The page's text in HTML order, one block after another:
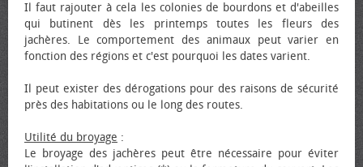
Il faut rajouter à cela les colonies de bourdons et d'abeilles
qui butinent dès les printemps toutes les fleurs des
jachères. Le comportement des animaux peut varier en
fonction des régions et c'est pourquoi les dates varient.
Il peut exister des dérogations pour des raisons de sécurité
près des habitations ou le long des routes.
Utilité du broyage :
Le broyage des jachères peut être nécessaire pour éviter